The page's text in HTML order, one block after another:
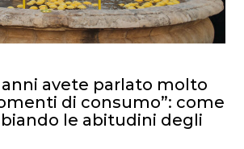
avete parlato molto
di consumo”: come
le abitudini degli